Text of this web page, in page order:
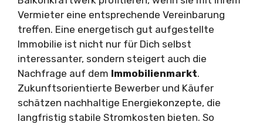
Vermieter eine entsprechende Vereinbarung
treffen. Eine energetisch gut aufgestellte
Immobilie ist nicht nur für Dich selbst
interessanter, sondern steigert auch die
Nachfrage auf dem Immobilienmarkt.
Zukunftsorientierte Bewerber und Käufer
schätzen nachhaltige Energiekonzepte, die
langfristig stabile Stromkosten bieten. So